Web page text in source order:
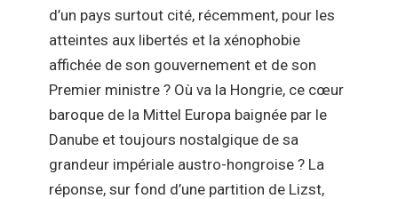
d’un pays surtout cité, récemment, pour les
atteintes aux libertés et la xénophobie
affichée de son gouvernement et de son
Premier ministre ? Où va la Hongrie, ce cœur
baroque de la Mittel Europa baignée par le
Danube et toujours nostalgique de sa
grandeur impériale austro-hongroise ? La
réponse, sur fond d’une partition de Lizst,